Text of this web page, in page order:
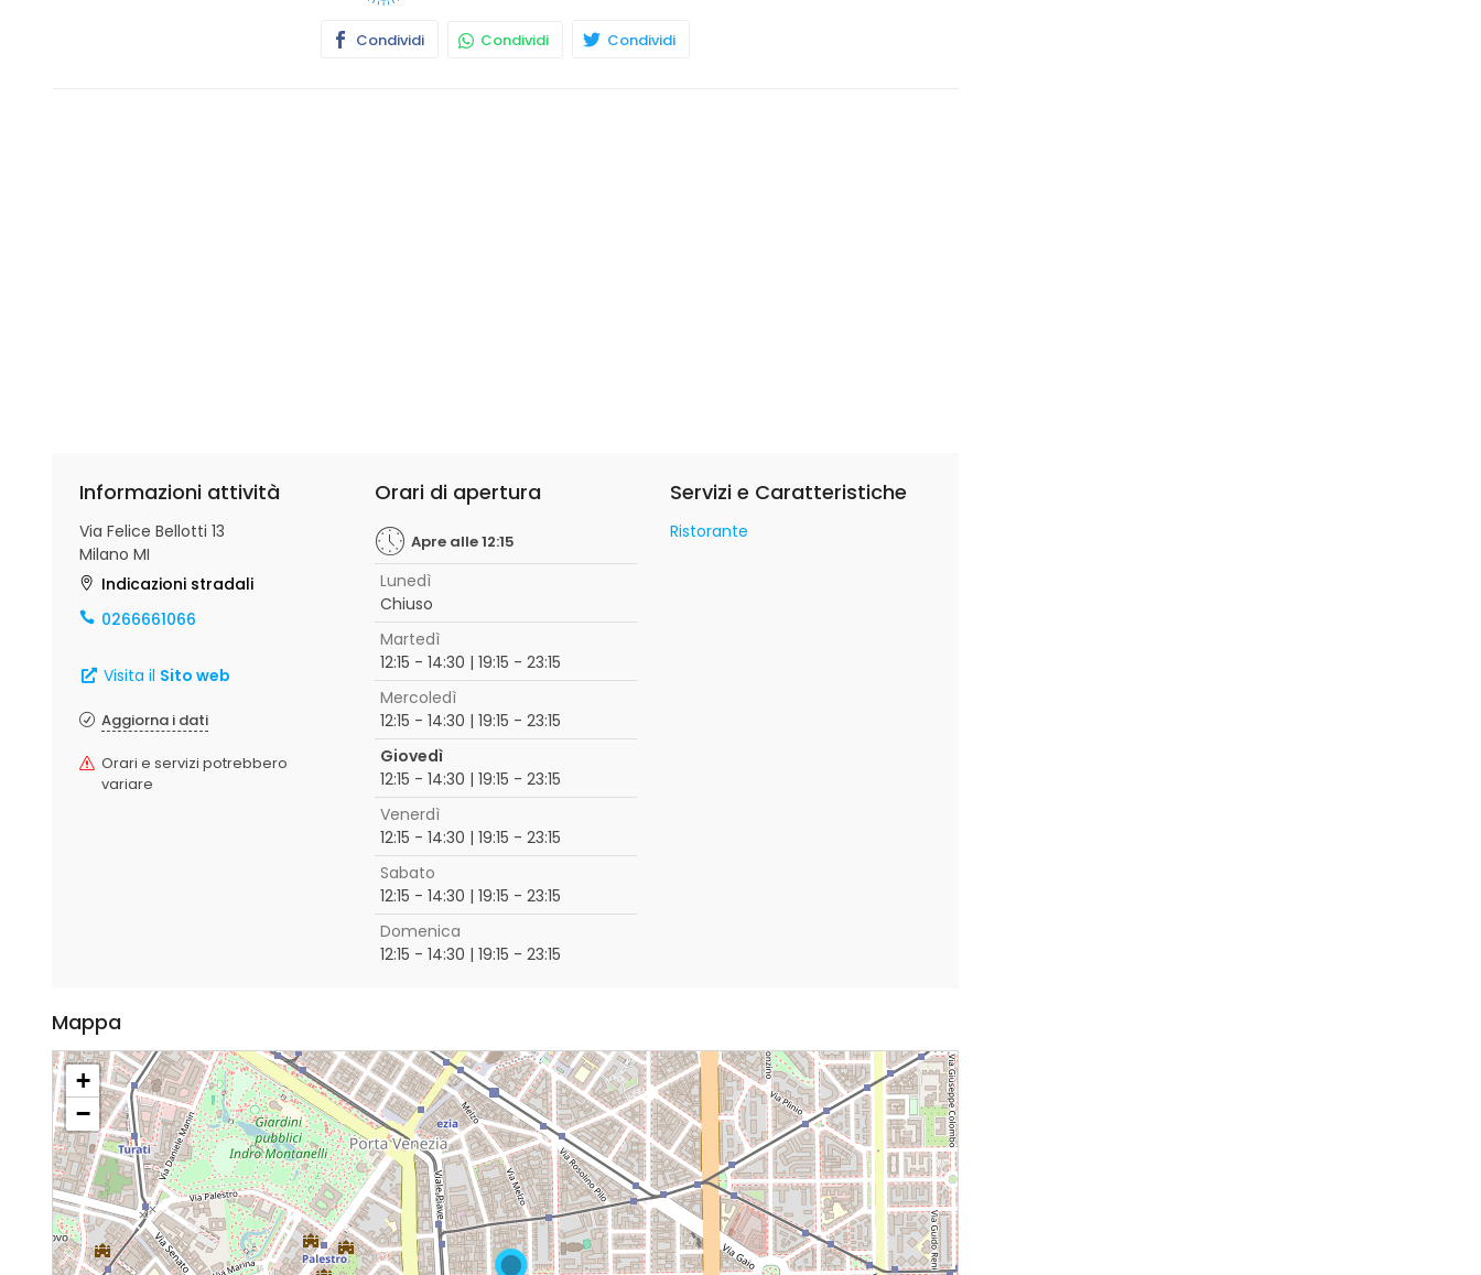
Condividi Condividi Condividi
Informazioni attività
Via Felice Bellotti 13
Milano MI
Indicazioni stradali
0266661066
Visita il Sito web
Aggiorna i dati
Orari e servizi potrebbero
variare
Orari di apertura
Apre alle 12:15
Lunedì
Chiuso
Martedì
12:15 - 14:30 | 19:15 - 23:15
Mercoledì
12:15 - 14:30 | 19:15 - 23:15
Giovedì
12:15 - 14:30 | 19:15 - 23:15
Venerdì
12:15 - 14:30 | 19:15 - 23:15
Sabato
12:15 - 14:30 | 19:15 - 23:15
Domenica
12:15 - 14:30 | 19:15 - 23:15
Servizi e Caratteristiche
Ristorante
Mappa
+
−